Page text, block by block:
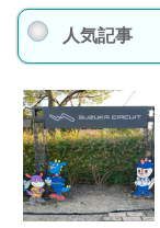
人気記事